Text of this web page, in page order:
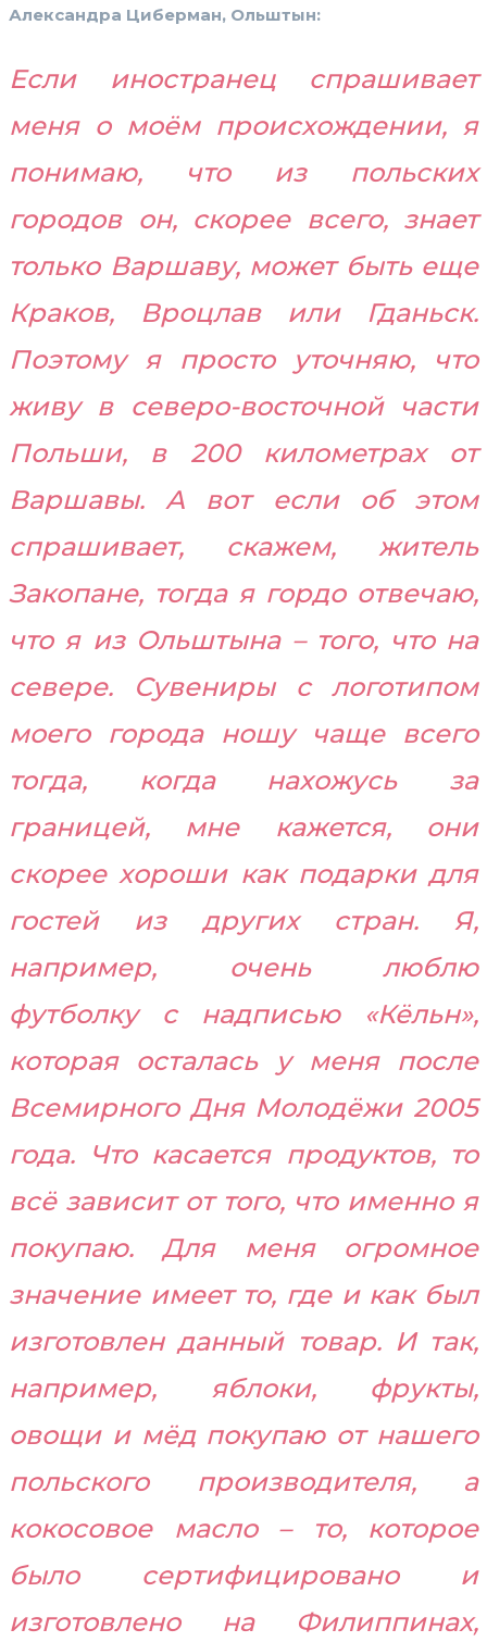
Александра Циберман, Ольштын:
Если иностранец спрашивает
меня о моём происхождении, я
понимаю, что из польских
городов он, скорее всего, знает
только Варшаву, может быть еще
Краков, Вроцлав или Гданьск.
Поэтому я просто уточняю, что
живу в северо-восточной части
Польши, в 200 километрах от
Варшавы. А вот если об этом
спрашивает, скажем, житель
Закопане, тогда я гордо отвечаю,
что я из Ольштына – того, что на
севере. Сувениры с логотипом
моего города ношу чаще всего
тогда, когда нахожусь за
границей, мне кажется, они
скорее хороши как подарки для
гостей из других стран. Я,
например, очень люблю
футболку с надписью «Кёльн»,
которая осталась у меня после
Всемирного Дня Молодёжи 2005
года. Что касается продуктов, то
всё зависит от того, что именно я
покупаю. Для меня огромное
значение имеет то, где и как был
изготовлен данный товар. И так,
например, яблоки, фрукты,
овощи и мёд покупаю от нашего
польского производителя, а
кокосовое масло – то, которое
было сертифицировано и
изготовлено на Филиппинах,